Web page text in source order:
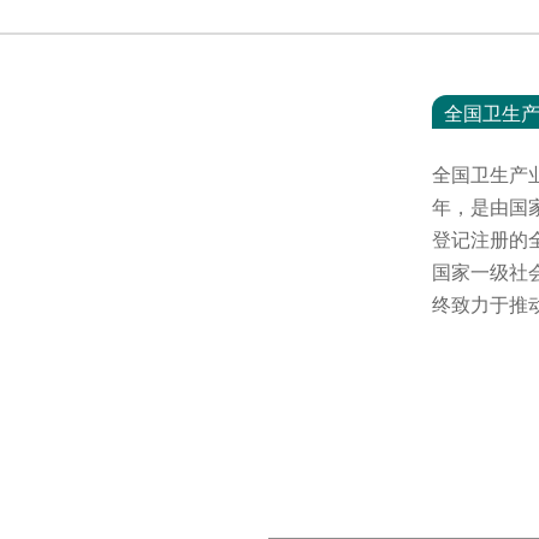
全国卫生
全国卫生产
年，是由国
登记注册的
国家一级社
终致力于推